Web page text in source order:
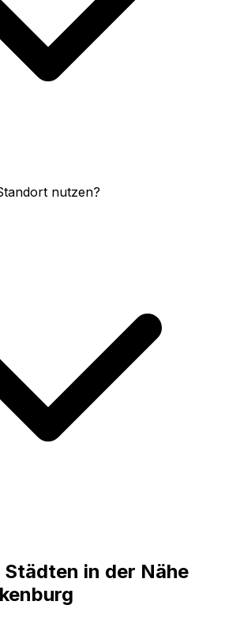
nutzen?
in der Nähe